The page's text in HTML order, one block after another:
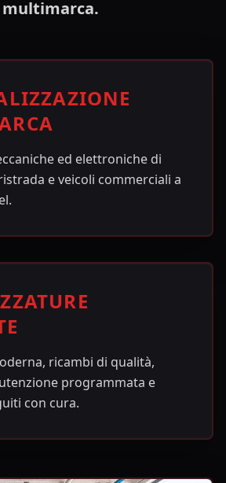
multimarca.
ed elettroniche di
e veicoli commerciali a
ricambi di qualità,
programmata e
con cura.